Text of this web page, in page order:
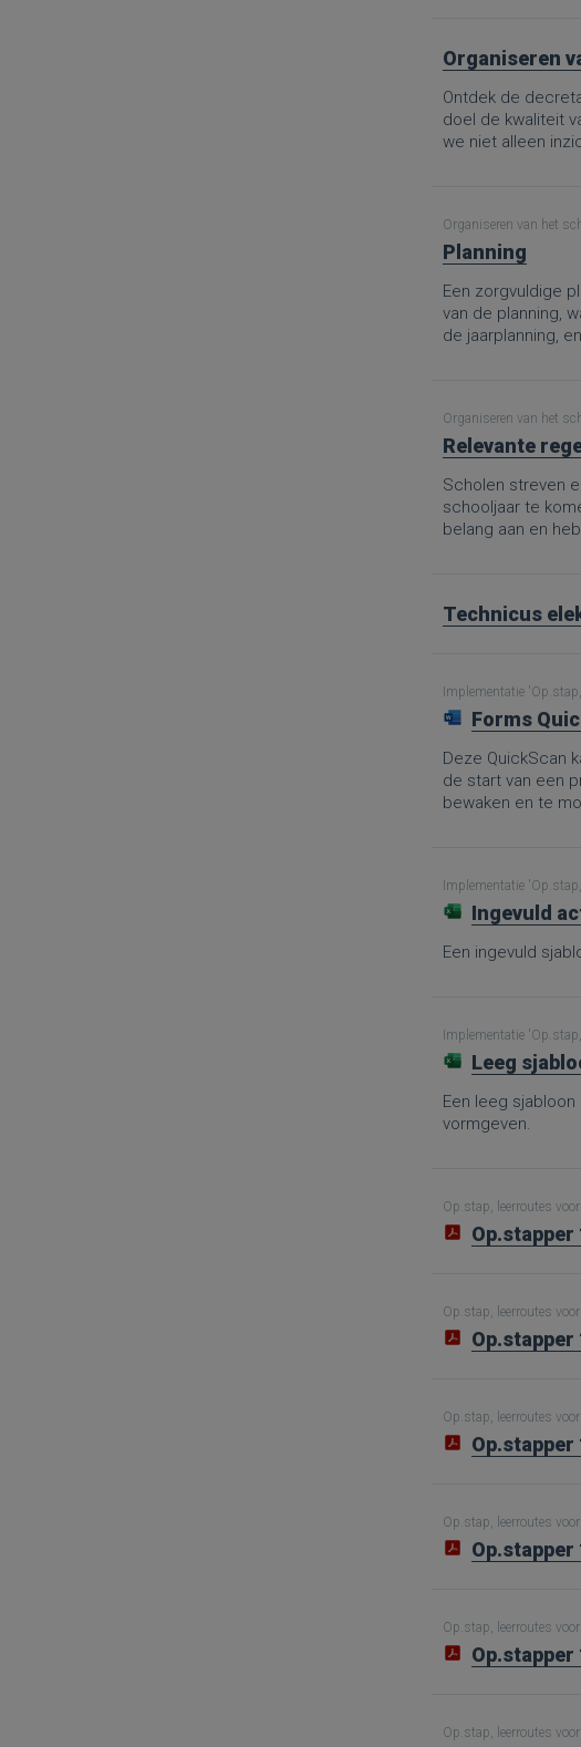
Organiseren
Ontdek de
doel de kwaliteit
we niet alleen
het schooljaar,
Organiseren van het
Planning
Een zorgvuldige
van de planning,
de jaarplanning,
Organiseren van het
Relevante
Scholen streven
schooljaar te
belang aan en
Technicus
Implementatie
Forms
Deze QuickScan
de start van een
bewaken en te
Implementatie
Ingevuld
Een ingevuld
Implementatie
Leeg
Een leeg
vormgeven.
Op.stap, leerroutes voor
Op.stap, leerroutes voor
Op.stap, leerroutes voor
Op.stap, leerroutes voor
Op.stap, leerroutes voor
Op.stap, leerroutes voor